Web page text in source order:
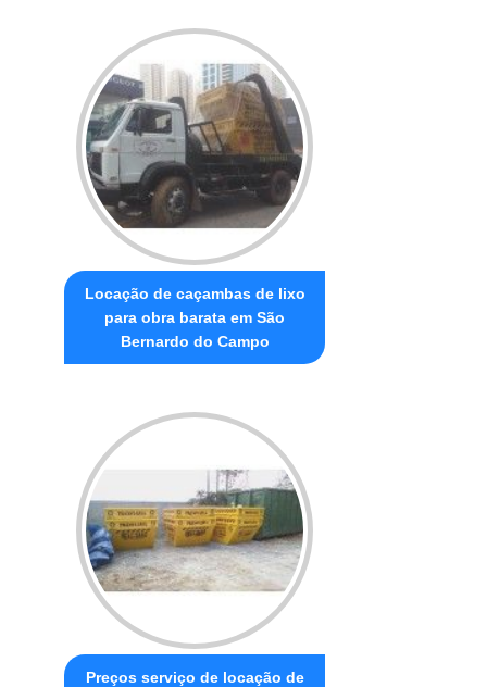
Locação de caçambas de lixo
para obra barata em São
Bernardo do Campo
Preços serviço de locação de